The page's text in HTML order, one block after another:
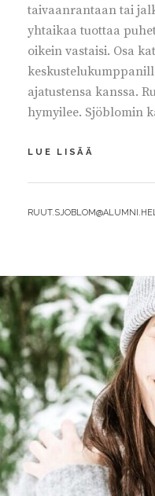
taivaanrantaan tai
yhtaikaa tuottaa
oikein vastaisi. Osa
ajatustensa kanssa.
hymyilee. Sjöblomin
LUE LISÄÄ
MALTILLA
BY